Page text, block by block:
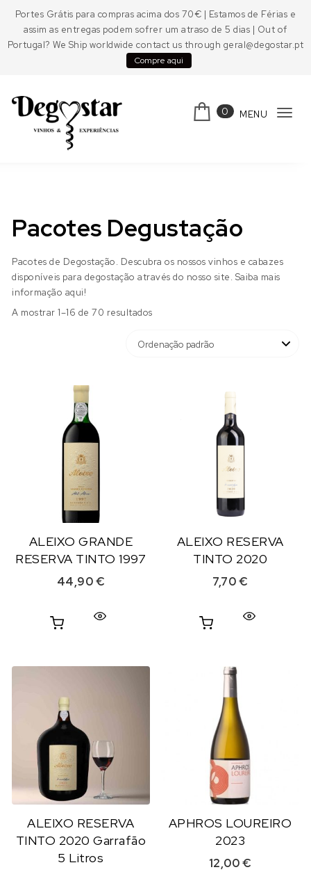
Portes Grátis para compras acima dos 70€ | Estamos de Férias e
assim as entregas podem sofrer um atraso de 5 dias | Out of
Portugal? We Ship worldwide contact us through geral@degostar.pt
Compre aqui
0 MENU
Pacotes Degustação
Pacotes de Degostação. Descubra os nossos vinhos e cabazes
disponíveis para degostação através do nosso site. Saiba mais
informação aqui!
A mostrar 1–16 de 70 resultados
ALEIXO GRANDE
RESERVA TINTO 1997
44,90€
ALEIXO RESERVA
TINTO 2020
7,70€
ALEIXO RESERVA
TINTO 2020 Garrafão
5 Litros
APHROS LOUREIRO
2023
12,00€